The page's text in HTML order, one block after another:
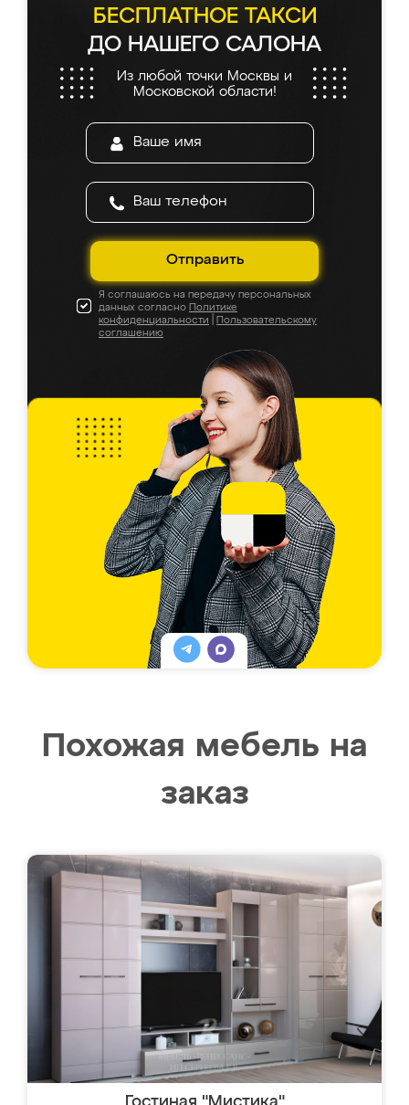
БЕСПЛАТНОЕ ТАКСИ
ДО НАШЕГО САЛОНА
Из любой точки Москвы и
Московской области!
Отправить
Я соглашаюсь на передачу персональных
данных согласно Политике
конфиденциальности
Пользовательскому
соглашению
Похожая мебель на
заказ